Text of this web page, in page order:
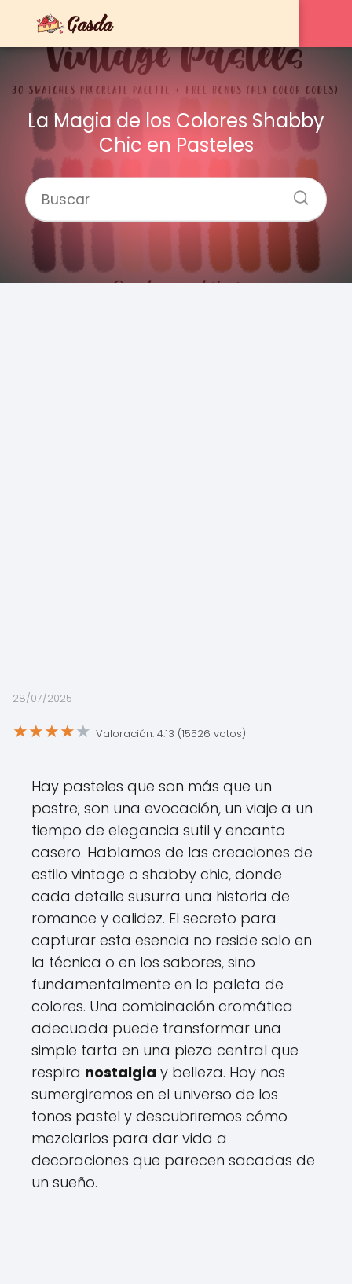
La Magia de los Colores Shabby
Chic en Pasteles
28/07/2025
★★★★★ Valoración: 4.13 (15526 votos)
Hay pasteles que son más que un
postre; son una evocación, un viaje a un
tiempo de elegancia sutil y encanto
casero. Hablamos de las creaciones de
estilo vintage o shabby chic, donde
cada detalle susurra una historia de
romance y calidez. El secreto para
capturar esta esencia no reside solo en
la técnica o en los sabores, sino
fundamentalmente en la paleta de
colores. Una combinación cromática
adecuada puede transformar una
simple tarta en una pieza central que
respira nostalgia y belleza. Hoy nos
sumergiremos en el universo de los
tonos pastel y descubriremos cómo
mezclarlos para dar vida a
decoraciones que parecen sacadas de
un sueño.